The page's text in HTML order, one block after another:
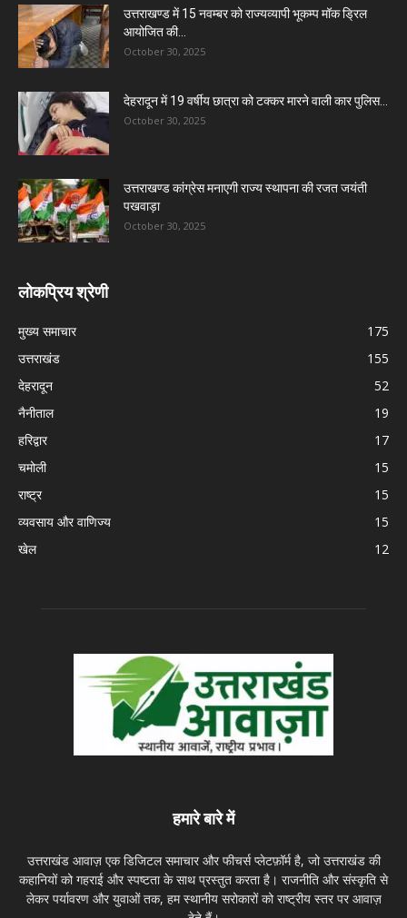
उत्तराखण्ड में 15 नवम्बर को राज्यव्यापी भूकम्प मॉक ड्रिल
आयोजित की...
October 30, 2025
देहरादून में 19 वर्षीय छात्रा को टक्कर मारने वाली कार पुलिस...
October 30, 2025
उत्तराखण्ड कांग्रेस मनाएगी राज्य स्थापना की रजत जयंती
पखवाड़ा
October 30, 2025
लोकप्रिय श्रेणी
मुख्य समाचार
175
उत्तराखंड
155
देहरादून
52
नैनीताल
19
हरिद्वार
17
चमोली
15
राष्ट्र
15
व्यवसाय और वाणिज्य
15
खेल
12
हमारे बारे में
उत्तराखंड आवाज़ एक डिजिटल समाचार और फीचर्स प्लेटफ़ॉर्म है, जो उत्तराखंड की
कहानियों को गहराई और स्पष्टता के साथ प्रस्तुत करता है। राजनीति और संस्कृति से
लेकर पर्यावरण और युवाओं तक, हम स्थानीय सरोकारों को राष्ट्रीय स्तर पर आवाज़